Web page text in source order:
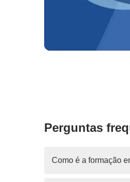
Perguntas
Como é a formação